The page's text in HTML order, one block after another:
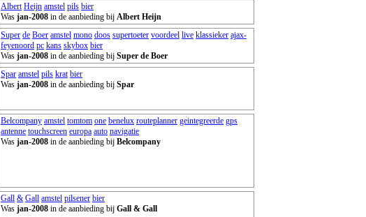
Albert Heijn amstel pils bier
Was jan-2008 in de aanbieding bij Albert Heijn
Super de Boer amstel mono doos supertoeter voordeel live klassieker ajax-
feyenoord pc kans skybox bier
Was jan-2008 in de aanbieding bij Super de Boer
Spar amstel pils krat bier
Was jan-2008 in de aanbieding bij Spar
Belcompany amstel tomtom one benelux routeplanner geintegreerde gps
antenne touchscreen europa auto navigatie
Was jan-2008 in de aanbieding bij Belcompany
Gall & Gall amstel pilsener bier
Was jan-2008 in de aanbieding bij Gall & Gall